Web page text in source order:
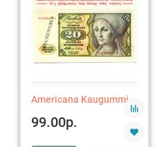
Americana Kaugummi
99.00р.